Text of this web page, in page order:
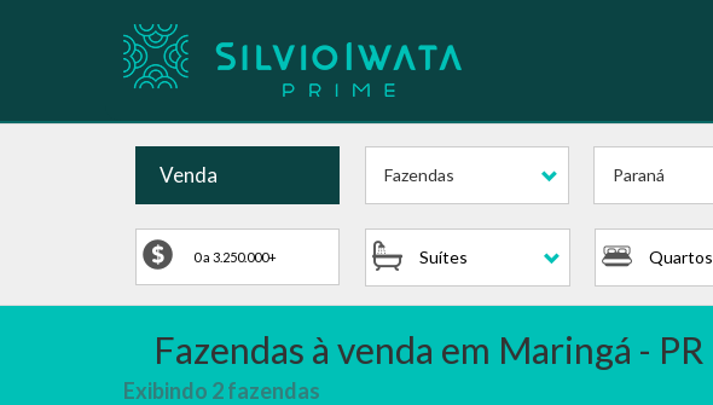
Venda Fazendas Paraná
Suítes Quartos
Fazendas à venda em Maringá - PR
Exibindo 2 fazendas